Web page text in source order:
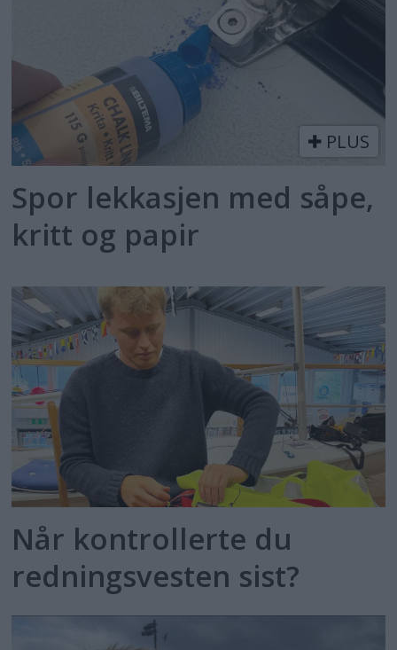
PLUS
Spor lekkasjen med såpe,
kritt og papir
Når kontrollerte du
redningsvesten sist?